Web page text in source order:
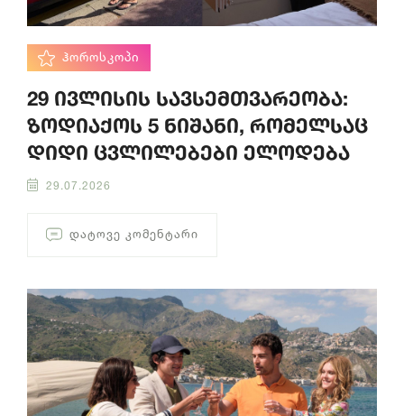
ᲰᲝᲠᲝᲡᲙᲝᲞᲘ
29 ივლისის სავსემთვარეობა:
ზოდიაქოს 5 ნიშანი, რომელსაც
დიდი ცვლილებები ელოდება
29.07.2026
ᲓᲐᲢᲝᲕᲔ ᲙᲝᲛᲔᲜᲢᲐᲠᲘ